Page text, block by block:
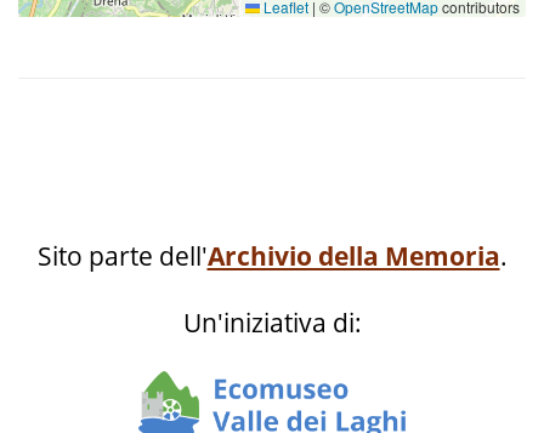
Leaflet | ©OpenStreetMapcontributors
Sito parte dell'Archivio della Memoria.
Un'iniziativa di: